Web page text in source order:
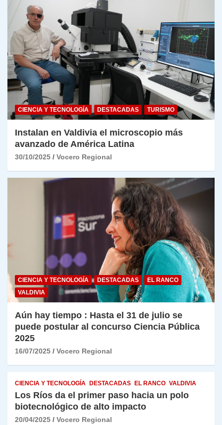
CIENCIA Y TECNOLOGÍA DESTACADAS TURISMO
Instalan en Valdivia el microscopio más
avanzado de América Latina
30/10/2025 Vocero Regional
CIENCIA Y TECNOLOGÍA DESTACADAS
EL RANCO
VALDIVIA
Aún hay tiempo : Hasta el 31 de julio se
puede postular al concurso Ciencia Pública
2025
16/07/2025 Vocero Regional
CIENCIA Y TECNOLOGÍA DESTACADAS EL RANCO VALDIVIA
Los Ríos da el primer paso hacia un polo
biotecnológico de alto impacto
20/04/2025 Vocero Regional